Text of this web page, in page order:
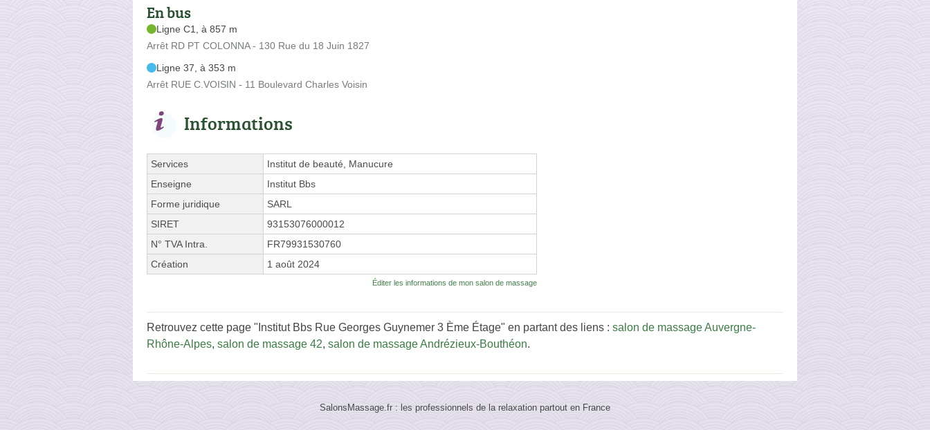
En bus
Ligne C1, à 857 m
Arrêt RD PT COLONNA - 130 Rue du 18 Juin 1827
Ligne 37, à 353 m
Arrêt RUE C.VOISIN - 11 Boulevard Charles Voisin
Informations
Services
Institut de beauté, Manucure
Enseigne
Institut Bbs
Forme juridique
SARL
SIRET
93153076000012
N° TVA Intra.
FR79931530760
Création
1 août 2024
Éditer les informations de mon salon de massage
Retrouvez cette page "Institut Bbs Rue Georges Guynemer 3 Ème Étage" en partant des liens : salon de massage Auvergne-
Rhône-Alpes, salon de massage 42, salon de massage Andrézieux-Bouthéon.
SalonsMassage.fr : les professionnels de la relaxation partout en France